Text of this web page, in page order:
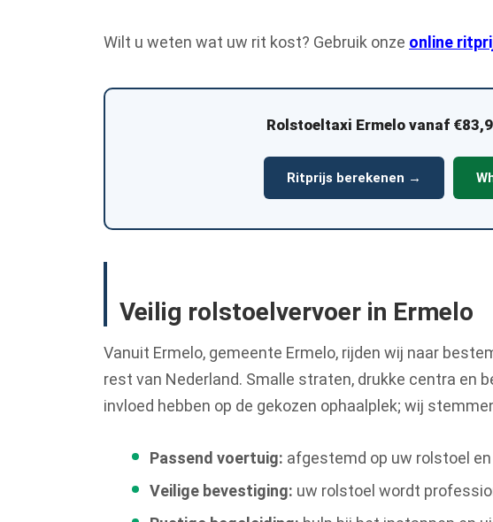
Wilt u weten wat uw rit kost? Gebruik onze online
Rolstoeltaxi Ermelo vanaf
Ritprijs berekenen →
Veilig rolstoelvervoer in Ermelo
Vanuit Ermelo, gemeente Ermelo, rijden wij naar
rest van Nederland. Smalle straten, drukke centra en
invloed hebben op de gekozen ophaalplek; wij
Passend voertuig: afgestemd op uw rolstoel
Veilige bevestiging: uw rolstoel wordt